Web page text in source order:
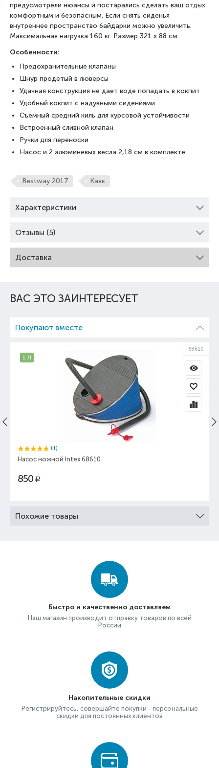
предусмотрели нюансы и постарались сделать ваш отдых
комфортным и безопасным. Если снять сиденья
внутреннее пространство байдарки можно увеличить.
Максимальная нагрузка 160 кг. Размер 321 x 88 см.
Особенности:
Предохранительные клапаны
Шнур продетый в люверсы
Удачная конструкция не дает воде попадать в кокпит
Удобный кокпит с надувными сидениями
Съемный средний киль для курсовой устойчивости
Встроенный сливной клапан
Ручки для переноски
Насос и 2 алюминевых весла 2,18 см в комплекте
Bestway 2017 Каяк
Характеристики
Отзывы (5)
Доставка
ВАС ЭТО ЗАИНТЕРЕСУЕТ
Покупают вместе
5 Л
68610
(1)
Насос ножной Intex 68610
850 Р
Похожие товары
Быстро и качественно доставляем
Наш магазин производит отправку товаров по всей
России
Накопительные скидки
Регистрируйтесь, совершайте покупки - персональные
скидки для постоянных клиентов